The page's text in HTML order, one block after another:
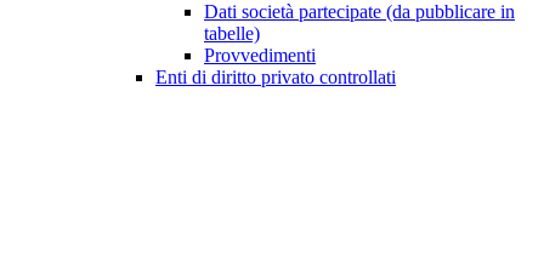
Dati società partecipate (da pubblicare in
tabelle)
Provvedimenti
Enti di diritto privato controllati